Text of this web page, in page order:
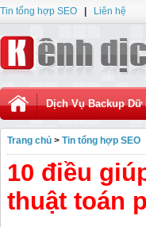
Tin tổng hợp SEO Liên hệ
Dịch Vụ Backup Dữ
Trang chủ > Tin tổng hợp SEO
10 điều
thuật toán